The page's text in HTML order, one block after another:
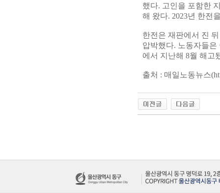
했다. 고인을 포함한
해 왔다. 2023년 한전
한전은 재판에서 진
압박했다. 노동자들
에서 지난해 8월 해고
출처 : 매일노동뉴스(